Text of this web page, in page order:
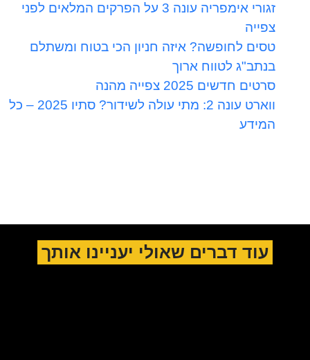
זגורי אימפריה עונה 3 על הפרקים המלאים לפני
צפייה
טסים לחופשה? איזה חניון הכי בטוח ומשתלם
בנתב"ג לטווח ארוך
סרטים חדשים 2025 צפייה מהנה
ווארט עונה 2: מתי עולה לשידור? סתיו 2025 – כל
המידע
עוד דברים שאולי יעניינו אותך